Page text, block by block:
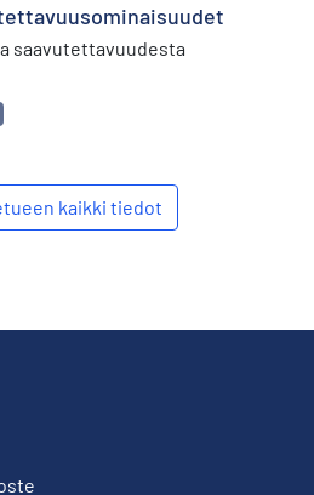
saavutettavuudesta
kaikki tiedot